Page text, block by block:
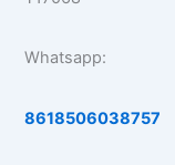
Whatsapp:
8618506038757